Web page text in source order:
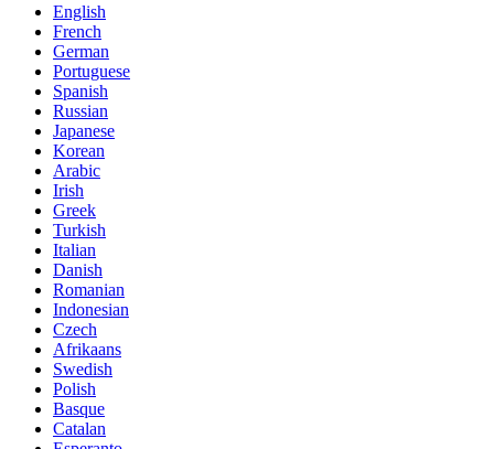
English
French
German
Portuguese
Spanish
Russian
Japanese
Korean
Arabic
Irish
Greek
Turkish
Italian
Danish
Romanian
Indonesian
Czech
Afrikaans
Swedish
Polish
Basque
Catalan